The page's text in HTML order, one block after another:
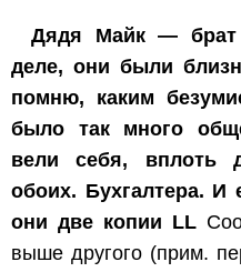
Дядя Майк — брат
деле, они были
помню, каким
было так много
вели себя, вплоть
обоих. Бухгалтера. И
они две копии LL
выше другого (прим.